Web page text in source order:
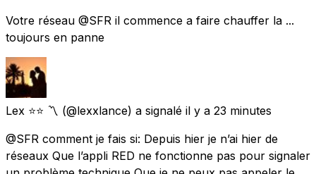
Votre réseau @SFR il commence a faire chauffer la ...
toujours en panne
Lex ⭐️⭐️ 〽️ (@lexxlance) a signalé il y a 23 minutes
@SFR comment je fais si: Depuis hier je n’ai hier de
réseaux Que l’appli RED ne fonctionne pas pour signaler